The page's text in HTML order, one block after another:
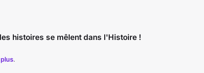
histoires se mêlent dans l'Histoire !
.